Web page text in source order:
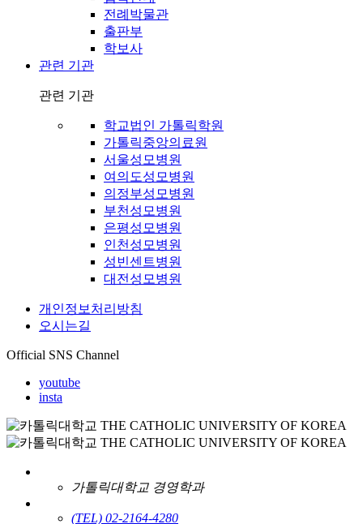
전례박물관
출판부
학보사
관련 기관
관련 기관
학교법인 가톨릭학원
가톨릭중앙의료원
서울성모병원
여의도성모병원
의정부성모병원
부천성모병원
은평성모병원
인천성모병원
성빈센트병원
대전성모병원
개인정보처리방침
오시는길
Official SNS Channel
youtube
insta
가톨릭대학교 경영학과
(TEL) 02-2164-4280